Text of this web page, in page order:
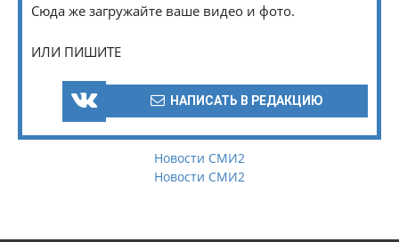
Сюда же загружайте ваше видео и фото.
ИЛИ ПИШИТЕ
НАПИСАТЬ В РЕДАКЦИЮ
Новости СМИ2
Новости СМИ2